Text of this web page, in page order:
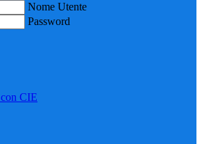
Nome Utente
Password
CIE